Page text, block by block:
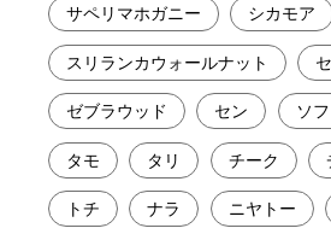
サペリマホガニー シカモア
スリランカウォールナット
ゼブラウッド セン ソ
タモ タリ チーク
トチ ナラ ニヤトー